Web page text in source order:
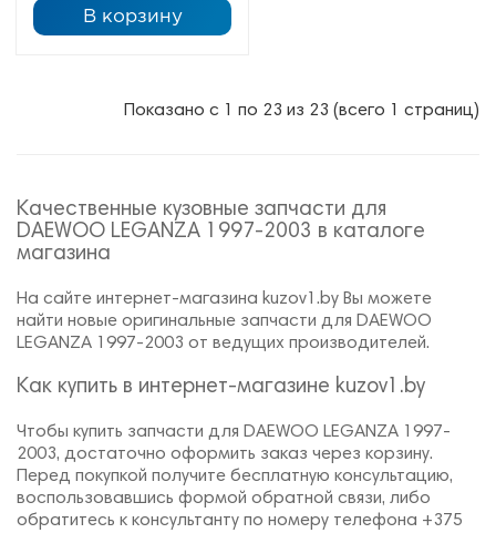
В корзину
Показано с 1 по 23 из 23 (всего 1 страниц)
Качественные кузовные запчасти для
DAEWOO LEGANZA 1997-2003 в каталоге
магазина
На сайте интернет-магазина kuzov1.by Вы можете
найти новые оригинальные запчасти для DAEWOO
LEGANZA 1997-2003 от ведущих производителей.
Как купить в интернет-магазине kuzov1.by
Чтобы купить запчасти для DAEWOO LEGANZA 1997-
2003, достаточно оформить заказ через корзину.
Перед покупкой получите бесплатную консультацию,
воспользовавшись формой обратной связи, либо
обратитесь к консультанту по номеру телефона +375